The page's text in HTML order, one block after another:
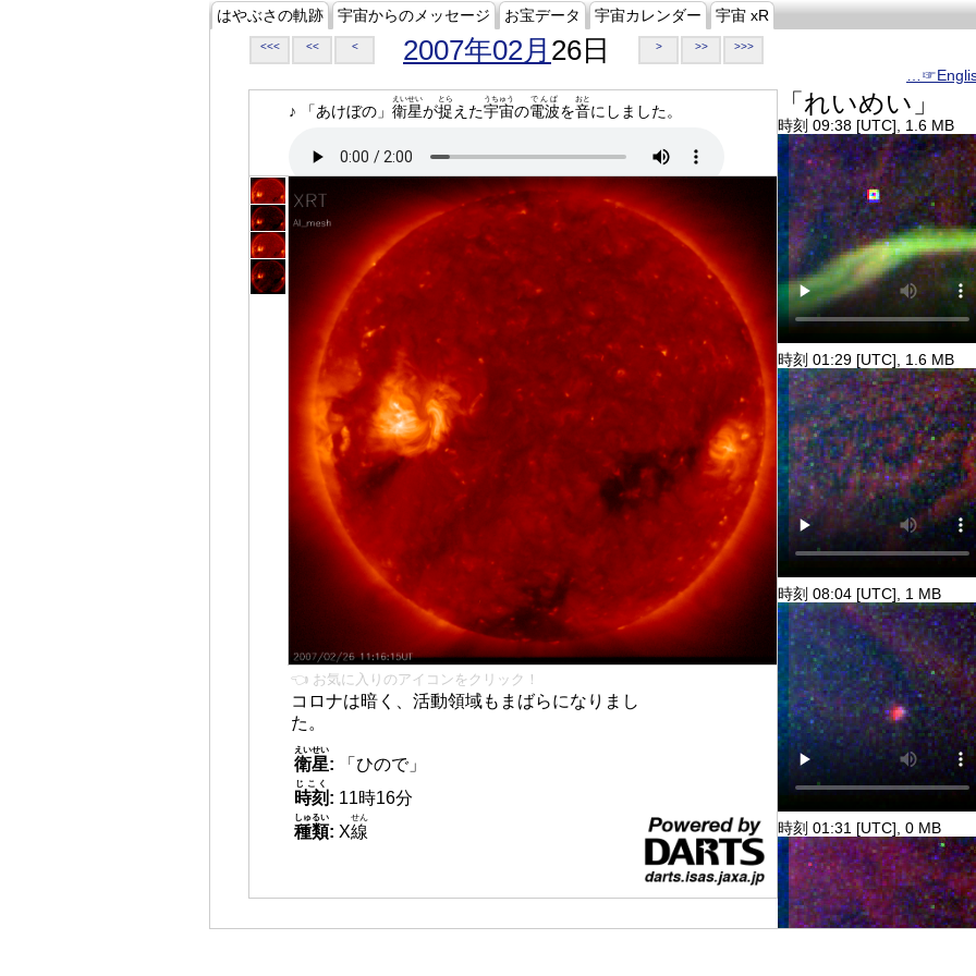
はやぶさの軌跡 宇宙からのメッセージ お宝データ 宇宙カレンダー 宇宙 xR
<<< << < 2007年02月 26日 > >> >>>
♪ 「あけぼの」 衛星
えいせい
が捉
とら
えた宇宙
うちゅう
の電波
でんぱ
を音
おと
にしました。
👈 お気に入りのアイコンをクリック！
コロナは暗く、活動領域もまばらになりまし
た。
衛星
えいせい
:
「ひので」
時刻
じこく
: 11時16分
種類
しゅるい
: X線
せん
「れいめい」
時刻 09:38 [UTC], 1.6 MB
時刻 01:29 [UTC], 1.6 MB
時刻 08:04 [UTC], 1 MB
時刻 01:31 [UTC], 0 MB